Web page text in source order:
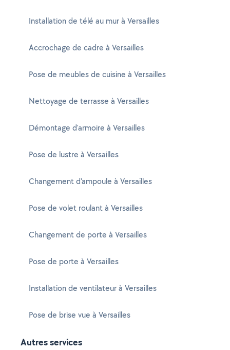
Installation de télé au mur à Versailles
Accrochage de cadre à Versailles
Pose de meubles de cuisine à Versailles
Nettoyage de terrasse à Versailles
Démontage d'armoire à Versailles
Pose de lustre à Versailles
Changement d'ampoule à Versailles
Pose de volet roulant à Versailles
Changement de porte à Versailles
Pose de porte à Versailles
Installation de ventilateur à Versailles
Pose de brise vue à Versailles
Autres services